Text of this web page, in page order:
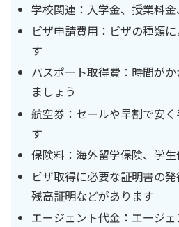
学校関連：入学金、授業料
ビザ申請費用：ビザの種類
す
パスポート取得費：時間が
ましょう
航空券：セールや早割で安
す
保険料：海外留学保険、学
ビザ取得に必要な証明書の
残高証明などがあります
エージェント代金：エージ